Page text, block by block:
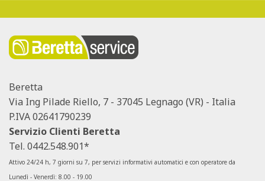
Beretta
Via Ing Pilade Riello, 7 - 37045 Legnago (VR) - Italia
P.IVA 02641790239
Servizio Clienti Beretta
Tel. 0442.548.901*
Attivo 24/24 h, 7 giorni su 7, per servizi informativi automatici e con operatore da
Lunedì - Venerdì: 8.00 - 19.00